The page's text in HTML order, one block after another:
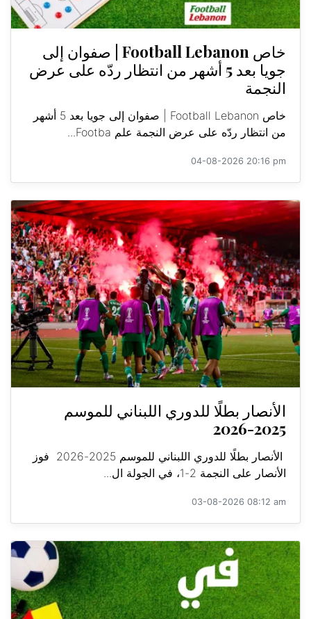
خاص Football Lebanon | صفوان إلى
جويا بعد 5 أشهر من انتظار ردّه على عرض
النجمة
خاص Football Lebanon | صفوان إلى جويا بعد 5 أشهر
من انتظار ردّه على عرض النجمة علم Footba...
04-08-2026 20:16 pm
الأنصار بطلًا للدوري اللبناني للموسم
2025-2026
الأنصار بطلًا للدوري اللبناني للموسم 2025-2026 فوز
الأنصار على النجمة 2-1، في الجولة ال...
03-08-2026 08:12 am